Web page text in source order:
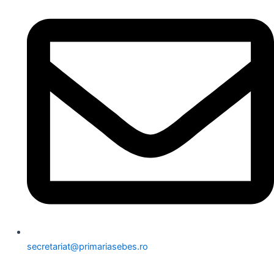
secretariat@primariasebes.ro